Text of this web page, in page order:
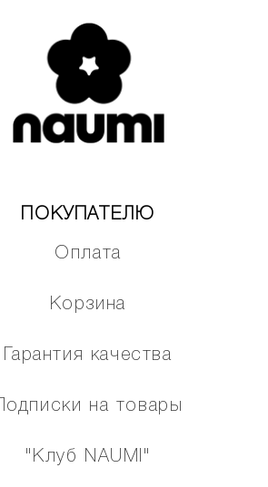
ПОКУПАТЕЛЮ
Оплата
Корзина
Гарантия качества
Подписки на товары
"Клуб NAUMI"